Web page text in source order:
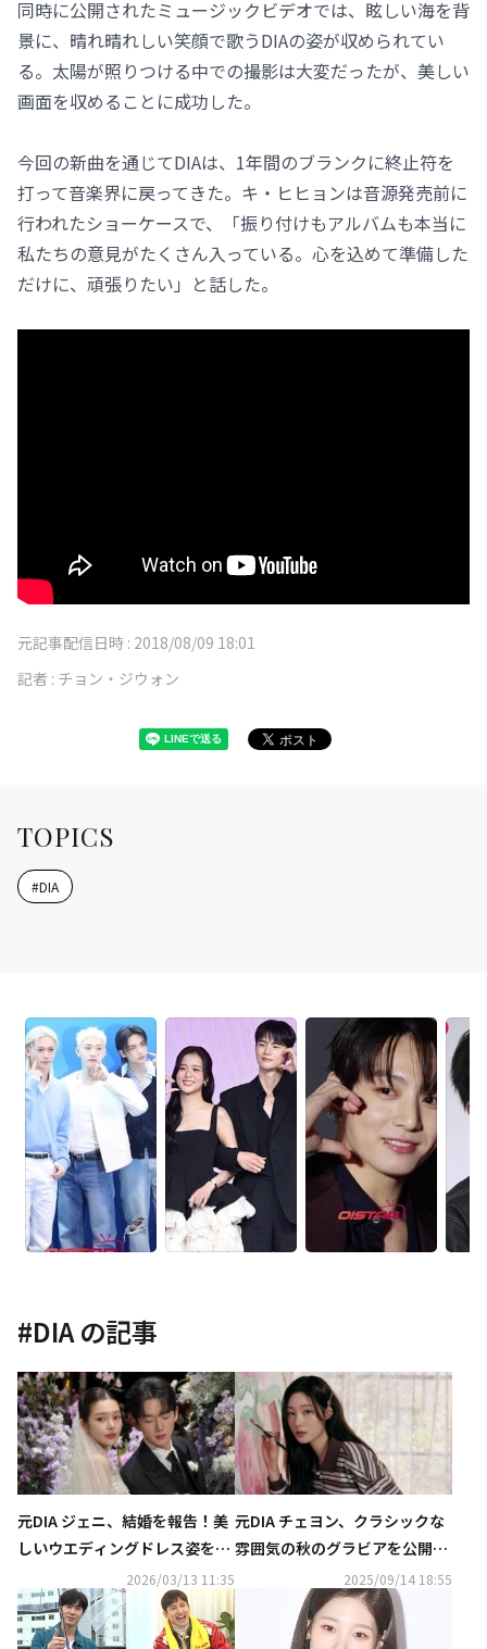
同時に公開されたミュージックビデオでは、眩しい海を背
景に、晴れ晴れしい笑顔で歌うDIAの姿が収められてい
る。太陽が照りつける中での撮影は大変だったが、美しい
画面を収めることに成功した。
今回の新曲を通じてDIAは、1年間のブランクに終止符を
打って音楽界に戻ってきた。キ・ヒヒョンは音源発売前に
行われたショーケースで、「振り付けもアルバムも本当に
私たちの意見がたくさん入っている。心を込めて準備した
だけに、頑張りたい」と話した。
元記事配信日時 : 2018/08/09 18:01
記者 : チョン・ジウォン
TOPICS
#DIA
#DIAの記事
元DIA ジェニ、結婚を報告！美
しいウエディングドレス姿を公
2026/03/13 11:35
元DIA チェヨン、クラシックな
雰囲気の秋のグラビアを公開…
ラブリーなビジュアルで新作を
2025/09/14 18:55